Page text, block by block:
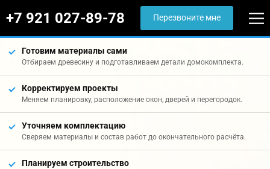
+7 921 027-89-78 Перезвоните мне
Готовим материалы сами
Отбираем древесину и подготавливаем детали домокомплекта.
Корректируем проекты
Меняем планировку, расположение окон, дверей и перегородок.
Уточняем комплектацию
Сверяем материалы и состав работ до окончательного расчёта.
Планируем строительство